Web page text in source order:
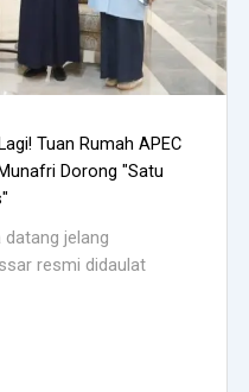
Tuan Rumah APEC
Dorong "Satu
datang jelang
resmi didaulat